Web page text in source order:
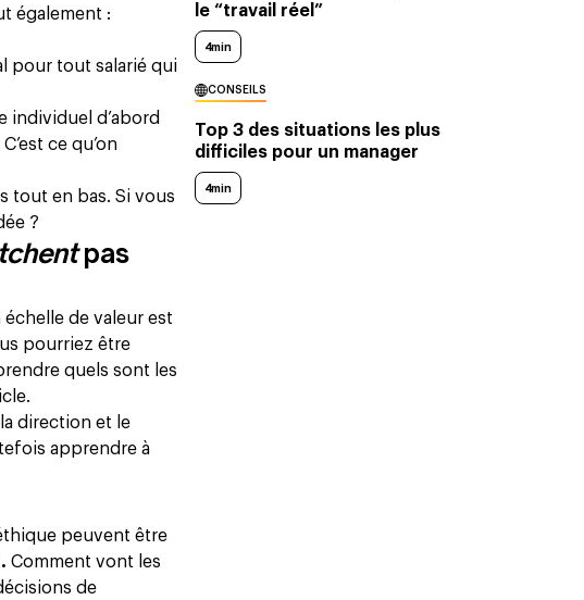
également :
pour tout salarié qui
individuel d’abord
ce qu’on
tout en bas. Si vous
?
pas
échelle de valeur est
pourriez être
quels sont les
.
direction et le
apprendre à
peuvent être
Comment vont les
de
le “travail réel”
4min
CONSEILS
Top 3 des situations les plus
difficiles pour un manager
4min